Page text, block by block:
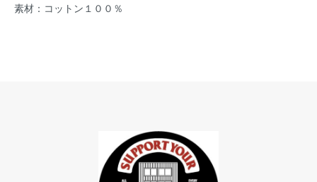
素材：コットン１００％